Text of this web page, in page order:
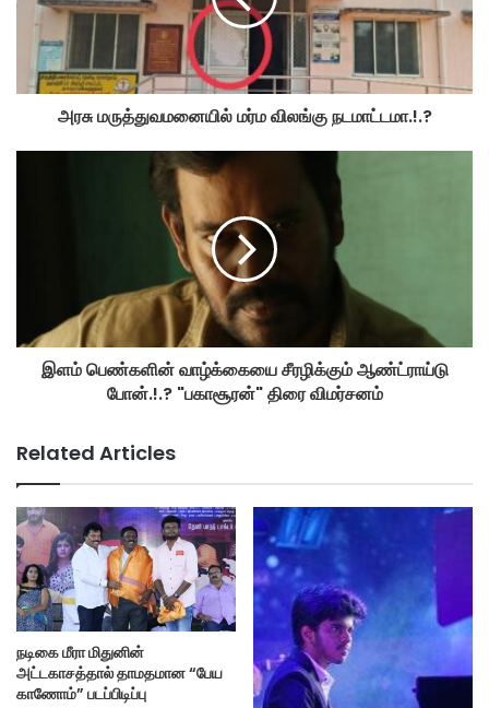
அரசு மருத்துவமனையில் மர்ம விலங்கு நடமாட்டமா.!.?
இளம் பெண்களின் வாழ்க்கையை சீரழிக்கும் ஆண்ட்ராய்டு
போன்.!.? "பகாசூரன்" திரை விமர்சனம்
Related Articles
நடிகை மீரா மிதுனின்
அட்டகாசத்தால் தாமதமான “பேய
காணோம்” படப்பிடிப்பு